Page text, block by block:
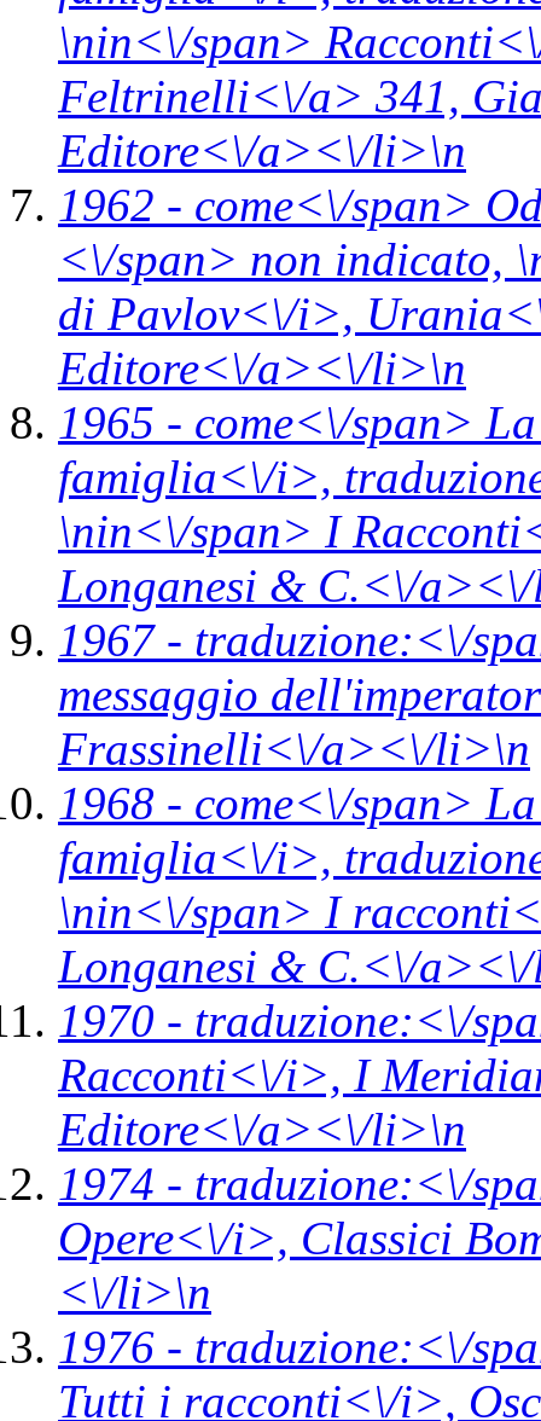
\nin<\/span>
Feltrinelli<\/a> 341,
Editore<\/a><\/li>\n
1962 - come<\/span>
<\/span> non indicato,
di Pavlov<\/i>,
Editore<\/a><\/li>\n
1965 - come<\/span>
famiglia<\/i>,
\nin<\/span> I
Longanesi & C.<\/
1967 - traduzione:<\/
messaggio
Frassinelli<\/a><\/li>\n
1968 - come<\/span>
famiglia<\/i>,
\nin<\/span> I
Longanesi & C.<\/
1970 - traduzione:<\/
Racconti<\/i>, I
Editore<\/a><\/li>\n
1974 - traduzione:<\/
Opere<\/i>, Classici
<\/li>\n
1976 - traduzione:<\/
Tutti i racconti<\/i>,